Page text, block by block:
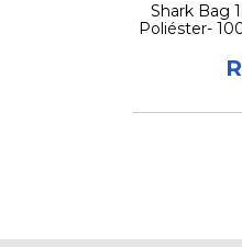
Shark Bag
Poliéster-